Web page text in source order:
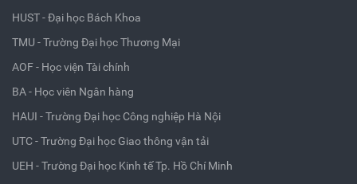
HUST - Đại học Bách Khoa
TMU - Trường Đại học Thương Mại
AOF - Học viện Tài chính
BA - Học viên Ngân hàng
HAUI - Trường Đại học Công nghiệp Hà Nội
UTC - Trường Đại học Giao thông vận tải
UEH - Trường Đại học Kinh tế Tp. Hồ Chí Minh